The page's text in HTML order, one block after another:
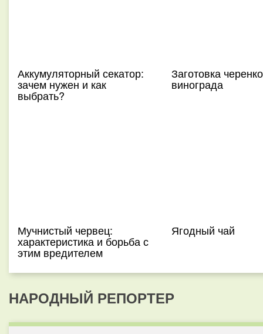
Аккумуляторный секатор:
зачем нужен и как
выбрать?
Заготовка
винограда
Мучнистый червец:
характеристика и борьба с
этим вредителем
Ягодный чай
НАРОДНЫЙ РЕПОРТЕР